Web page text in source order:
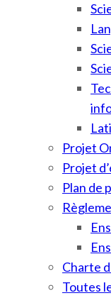
Projet
Projet
Plan de
Charte
Toutes